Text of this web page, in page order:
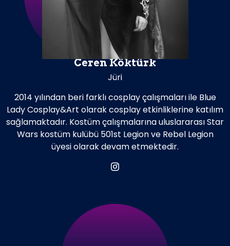
Ceren Köktürk
Jüri
2014 yılından beri farklı cosplay çalışmaları ile Blue
Lady Cosplay&Art olarak cosplay etkinliklerine katılım
sağlamaktadır. Kostüm çalışmalarına uluslararası Star
Wars kostüm kulübü 501st Legion ve Rebel Legion
üyesi olarak devam etmektedir.